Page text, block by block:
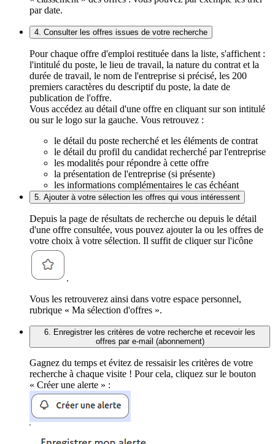
par date.
4. Consulter les offres issues de votre recherche
Pour chaque offre d'emploi restituée dans la liste, s'affichent :
l'intitulé du poste, le lieu de travail, la nature du contrat et la
durée de travail, le nom de l'entreprise si précisé, les 200
premiers caractères du descriptif du poste, la date de
publication de l'offre.
Vous accédez au détail d'une offre en cliquant sur son intitulé
ou sur le logo sur la gauche. Vous retrouvez :
le détail du poste recherché et les éléments de contrat
le détail du profil du candidat recherché par l'entreprise
les modalités pour répondre à cette offre
la présentation de l'entreprise (si présente)
les informations complémentaires le cas échéant
5. Ajouter à votre sélection les offres qui vous intéressent
Depuis la page de résultats de recherche ou depuis le détail
d'une offre consultée, vous pouvez ajouter la ou les offres de
votre choix à votre sélection. Il suffit de cliquer sur l'icône
.
Vous les retrouverez ainsi dans votre espace personnel,
rubrique « Ma sélection d'offres ».
6. Enregistrer les critères de votre recherche et recevoir les
offres par e-mail (abonnement)
Gagnez du temps et évitez de ressaisir les critères de votre
recherche à chaque visite ! Pour cela, cliquez sur le bouton
« Créer une alerte » :